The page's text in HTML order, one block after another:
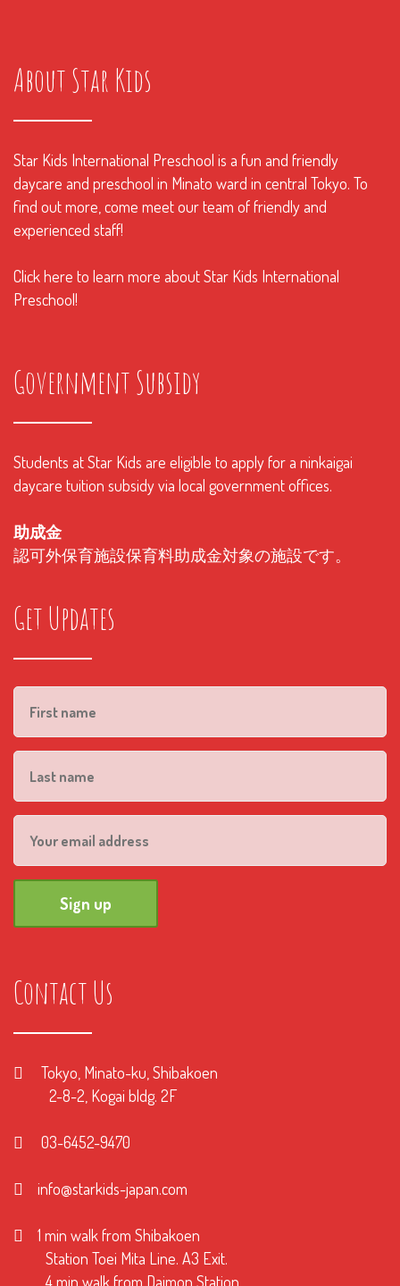
About Star Kids
Star Kids International Preschool is a fun and friendly
daycare and preschool in Minato ward in central Tokyo. To
find out more, come meet our team of friendly and
experienced staff!
Click here to learn more about Star Kids International
Preschool!
Government Subsidy
Students at Star Kids are eligible to apply for a ninkaigai
daycare tuition subsidy via local government offices.
助成金
認可外保育施設保育料助成金対象の施設です。
Get Updates
Contact Us
Tokyo, Minato-ku, Shibakoen
2-8-2, Kogai bldg. 2F
03-6452-9470
info@starkids-japan.com
1 min walk from Shibakoen
Station Toei Mita Line. A3 Exit.
4 min walk from Daimon Station